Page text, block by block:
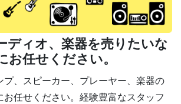
ディオ、楽器を売りたいな
お任せください。
プ、スピーカー、プレーヤー、楽器の
お任せください。経験豊富なスタッフ